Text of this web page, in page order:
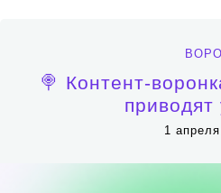
🍭 Контент-
приводят
1